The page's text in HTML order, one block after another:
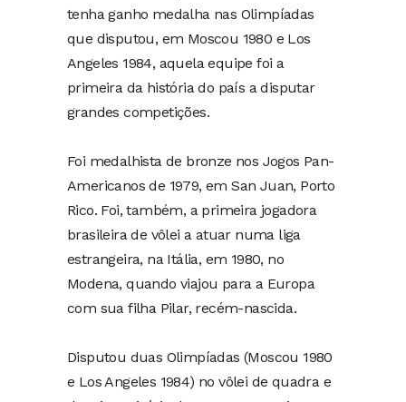
tenha ganho medalha nas Olimpíadas
que disputou, em Moscou 1980 e Los
Angeles 1984, aquela equipe foi a
primeira da história do país a disputar
grandes competições.
Foi medalhista de bronze nos Jogos Pan-
Americanos de 1979, em San Juan, Porto
Rico. Foi, também, a primeira jogadora
brasileira de vôlei a atuar numa liga
estrangeira, na Itália, em 1980, no
Modena, quando viajou para a Europa
com sua filha Pilar, recém-nascida.
Disputou duas Olimpíadas (Moscou 1980
e Los Angeles 1984) no vôlei de quadra e